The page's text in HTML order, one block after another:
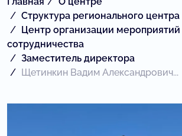
Структура регионального центра
Центр организации мероприятий
сотрудничества
Заместитель директора
Щетинкин Вадим Александрович...